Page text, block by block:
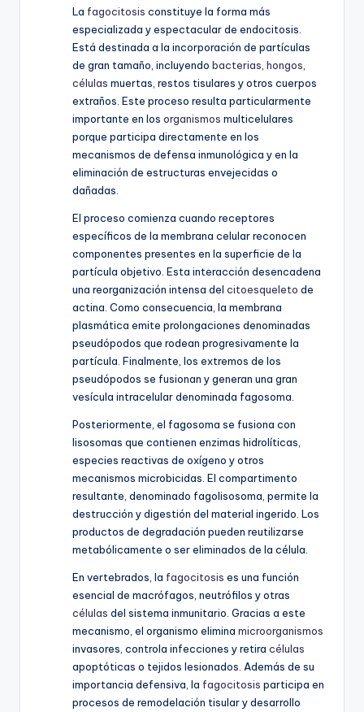
La fagocitosis constituye la forma más
especializada y espectacular de endocitosis.
Está destinada a la incorporación de partículas
de gran tamaño, incluyendo bacterias hongos
células muertas, restos tisulares y otros cuerpos
extraños. Este proceso resulta particularmente
importante en los organismos multicelulares
porque participa directamente en los
mecanismos de defensa inmunológica y en la
eliminación de estructuras envejecidas o
dañadas.
El proceso comienza cuando receptores
específicos de la membrana celular reconocen
componentes presentes en la superficie de la
partícula objetivo. Esta interacción desencadena
una reorganización intensa del citoesqueleto de
actina. Como consecuencia, la membrana
plasmática emite prolongaciones denominadas
pseudópodos que rodean progresivamente la
partícula. Finalmente, los extremos de los
pseudópodos se fusionan y generan una gran
vesícula intracelular denominada fagosoma.
Posteriormente, el fagosoma se fusiona con
lisosomas que contienen enzimas hidrolíticas,
especies reactivas de oxígeno y otros
mecanismos microbicidas. El compartimento
resultante, denominado fagolisosoma, permite la
destrucción y digestión del material ingerido. Los
productos de degradación pueden reutilizarse
metabólicamente o ser eliminados de la célula.
En vertebrados, la fagocitosis es una función
esencial de macrófagos, neutrófilos y otras
células del sistema inmunitario. Gracias a este
mecanismo, el organismo elimina microorganismos
invasores, controla infecciones y retira células
apoptóticas o tejidos lesionados. Además de su
importancia defensiva, la fagocitosis participa en
procesos de remodelación tisular y desarrollo